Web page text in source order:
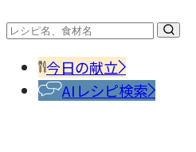
今日の献立
AIレシピ検索